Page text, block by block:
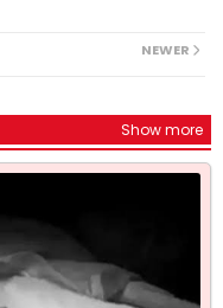
NEWER
Show more